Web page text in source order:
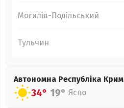
Могилів-Подільський
Тульчин
Автономна Республіка Крим
34° 19° Ясно